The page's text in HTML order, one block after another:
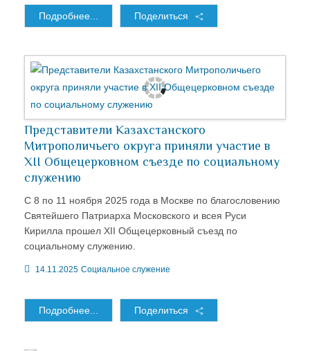
Подробнее... Поделиться
Представители Казахстанского
Митрополичьего округа приняли участие в
XII Общецерковном съезде по социальному
служению
С 8 по 11 ноября 2025 года в Москве по благословению
Святейшего Патриарха Московского и всея Руси
Кирилла прошел XII Общецерковный съезд по
социальному служению.
14.11.2025 Социальное служение
Подробнее... Поделиться